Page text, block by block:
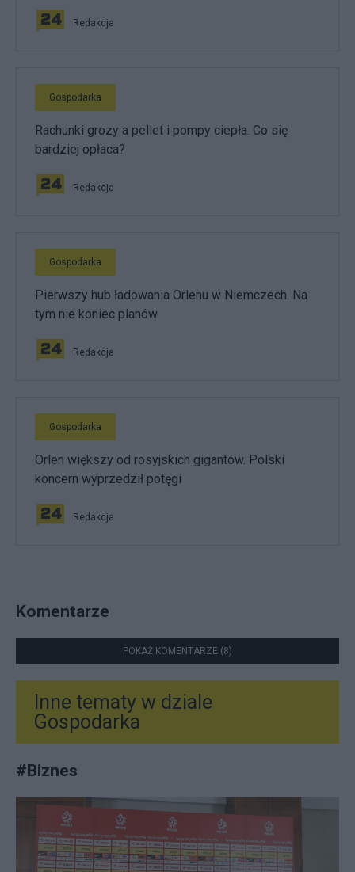
Redakcja
Gospodarka
Rachunki grozy a pellet i pompy ciepła. Co się
bardziej opłaca?
Redakcja
Gospodarka
Pierwszy hub ładowania Orlenu w Niemczech. Na
tym nie koniec planów
Redakcja
Gospodarka
Orlen większy od rosyjskich gigantów. Polski
koncern wyprzedził potęgi
Redakcja
Komentarze
POKAŻ KOMENTARZE (8)
Inne tematy w dziale
Gospodarka
#Biznes